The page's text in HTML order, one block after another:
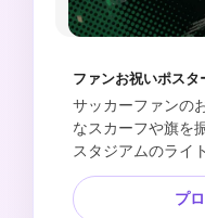
ファンお祝いポスタ
サッカーファンの
なスカーフや旗を
スタジアムのライ
なスポーツカラー
グな試合日の雰囲
プ